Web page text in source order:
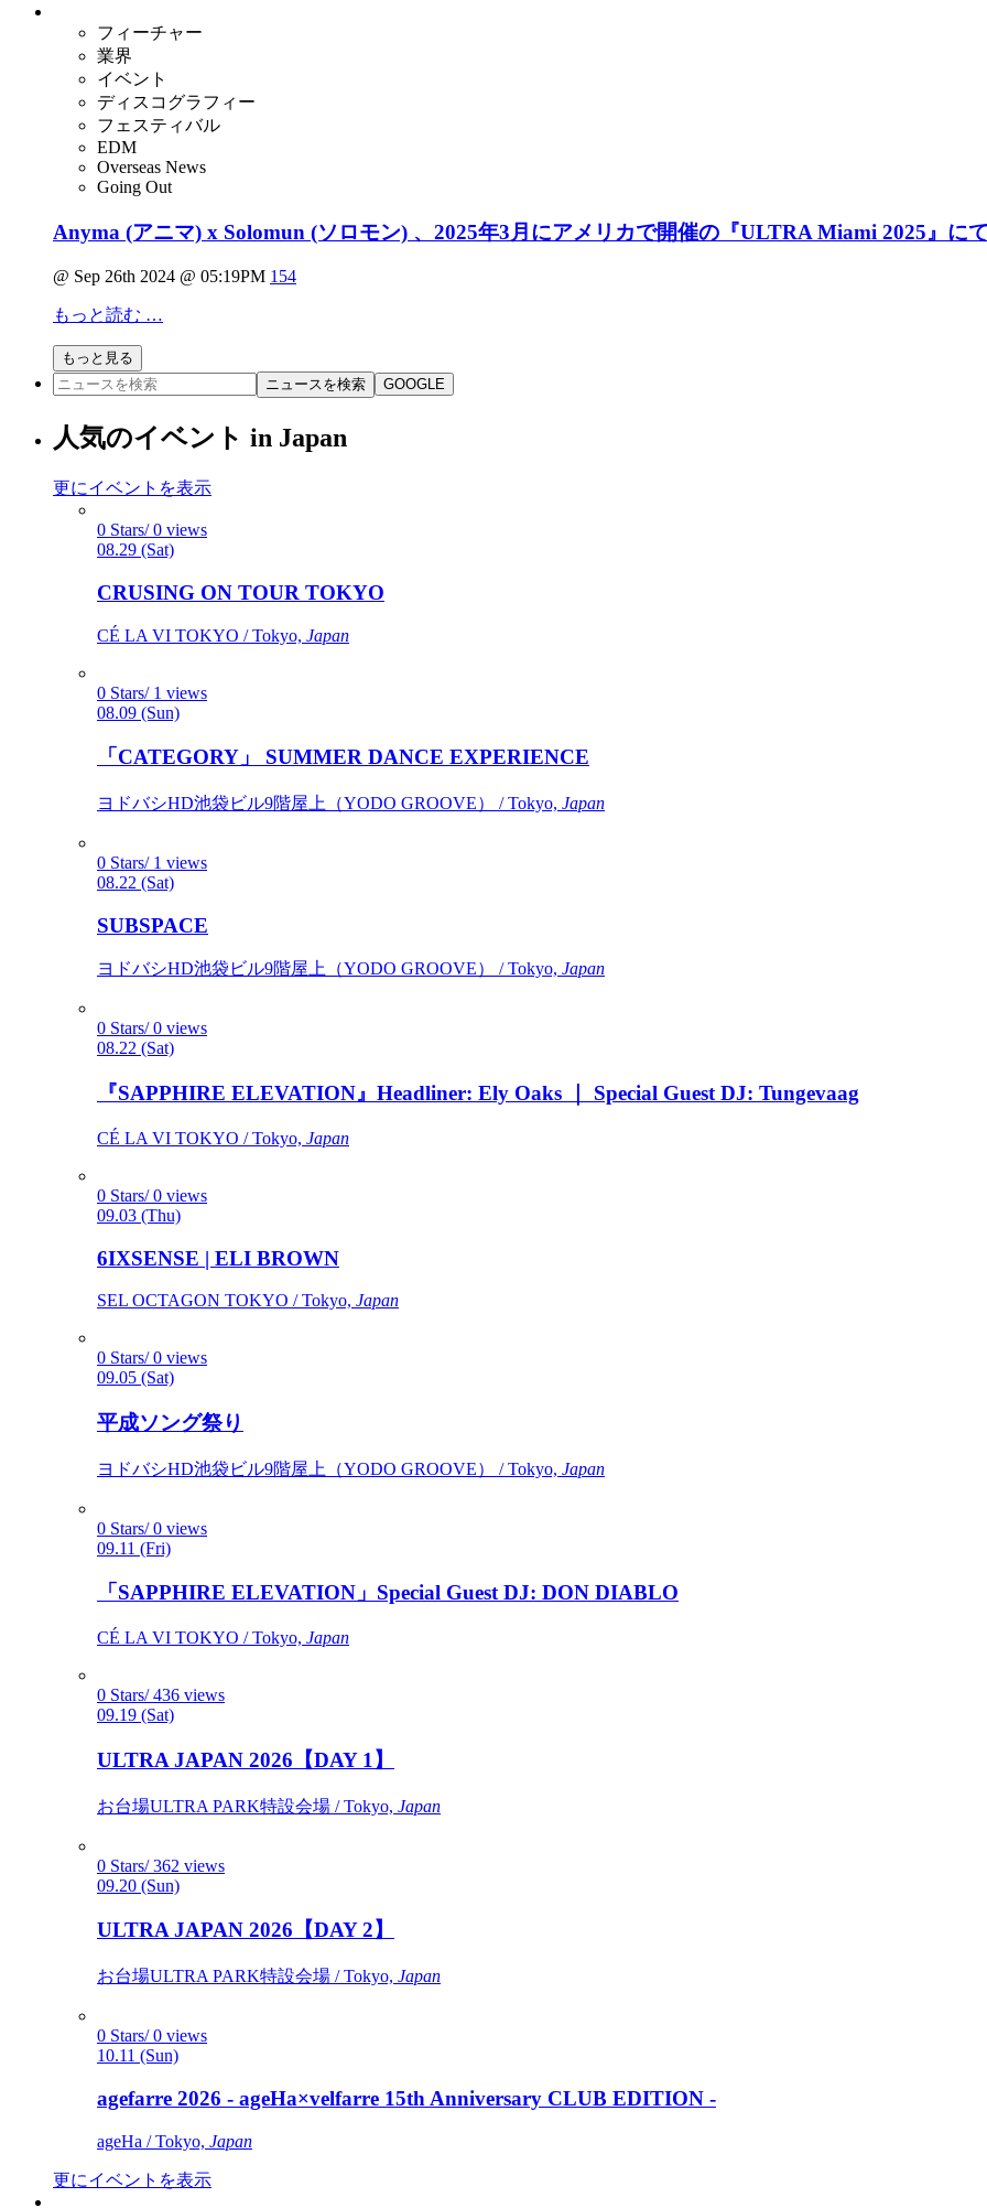
フィーチャー
業界
イベント
ディスコグラフィー
フェスティバル
EDM
Overseas News
Going Out
Anyma (アニマ) x Solomun (ソロモン) 、2025年3月にアメリカで開催の『ULTRA Miami 2025』に
@ Sep 26th 2024 @ 05:19PM 154
もっと読む …
もっと見る
ニュースを検索
GOOGLE
人気のイベント in Japan
更にイベントを表示
0 Stars/ 0 views
08.29 (Sat)
CRUSING ON TOUR TOKYO
CÉ LA VI TOKYO / Tokyo, Japan
0 Stars/ 1 views
08.09 (Sun)
「CATEGORY」 SUMMER DANCE EXPERIENCE
ヨドバシHD池袋ビル9階屋上（YODO GROOVE） / Tokyo, Japan
0 Stars/ 1 views
08.22 (Sat)
SUBSPACE
ヨドバシHD池袋ビル9階屋上（YODO GROOVE） / Tokyo, Japan
0 Stars/ 0 views
08.22 (Sat)
『SAPPHIRE ELEVATION』Headliner: Ely Oaks ｜ Special Guest DJ: Tungevaag
CÉ LA VI TOKYO / Tokyo, Japan
0 Stars/ 0 views
09.03 (Thu)
6IXSENSE | ELI BROWN
SEL OCTAGON TOKYO / Tokyo, Japan
0 Stars/ 0 views
09.05 (Sat)
平成ソング祭り
ヨドバシHD池袋ビル9階屋上（YODO GROOVE） / Tokyo, Japan
0 Stars/ 0 views
09.11 (Fri)
「SAPPHIRE ELEVATION」Special Guest DJ: DON DIABLO
CÉ LA VI TOKYO / Tokyo, Japan
0 Stars/ 436 views
09.19 (Sat)
ULTRA JAPAN 2026【DAY 1】
お台場ULTRA PARK特設会場 / Tokyo, Japan
0 Stars/ 362 views
09.20 (Sun)
ULTRA JAPAN 2026【DAY 2】
お台場ULTRA PARK特設会場 / Tokyo, Japan
0 Stars/ 0 views
10.11 (Sun)
agefarre 2026 - ageHa×velfarre 15th Anniversary CLUB EDITION -
ageHa / Tokyo, Japan
更にイベントを表示